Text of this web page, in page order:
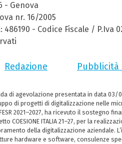
- Genova
nr. 16/2005
- Codice Fiscale / P.Iva
Redazione
di agevolazione presentata in data 03/
di progetti di digitalizzazione nelle
2021–2027, ha ricevuto il sostegno
COESIONE ITALIA 21–27, per la
della digitalizzazione aziendale.
hardware e software, consulenze